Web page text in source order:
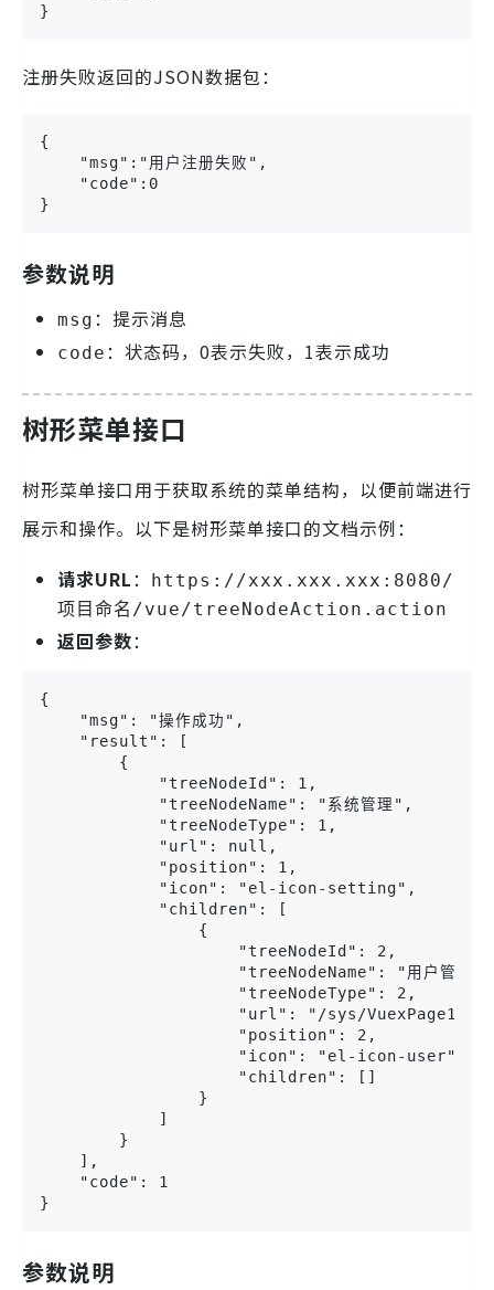
}
注册失败返回的JSON数据包：
{
    "msg":"用户注册失败",
    "code":0
}
参数说明
msg ：提示消息
code ：状态码，0表示失败，1表示成功
树形菜单接口
树形菜单接口用于获取系统的菜单结构，以便前端进行
展示和操作。以下是树形菜单接口的文档示例：
请求URL：
https://xxx.xxx.xxx:8080/
项目命名/vue/treeNodeAction.action
返回参数：
{
    "msg": "操作成功",
    "result": [
        {
            "treeNodeId": 1,
            "treeNodeName": "系统管理",
            "treeNodeType": 1,
            "url": null,
            "position": 1,
            "icon": "el-icon-setting",
            "children": [
                {
                    "treeNodeId": 2,
                    "treeNodeName": "用户管理",
                    "treeNodeType": 2,
                    "url": "/sys/VuexPage1",
                    "position": 2,
                    "icon": "el-icon-user",
                    "children": []
                }
            ]
        }
    ],
    "code": 1
}
参数说明